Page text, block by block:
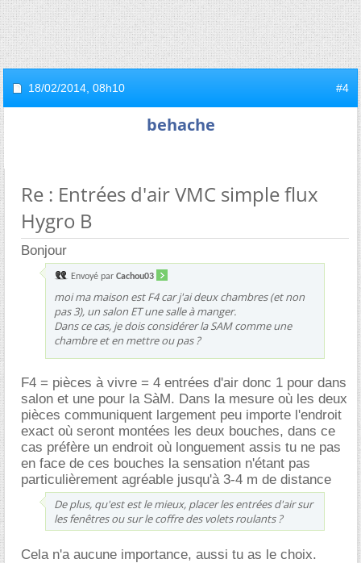
18/02/2014, 08h10 #4
behache
Re : Entrées d'air VMC simple flux
Hygro B
Bonjour
Envoyé par Cachou03
moi ma maison est F4 car j'ai deux chambres (et non
pas 3), un salon ET une salle à manger.
Dans ce cas, je dois considérer la SAM comme une
chambre et en mettre ou pas ?
F4 = pièces à vivre = 4 entrées d'air donc 1 pour dans
salon et une pour la SàM. Dans la mesure où les deux
pièces communiquent largement peu importe l'endroit
exact où seront montées les deux bouches, dans ce
cas préfère un endroit où longuement assis tu ne pas
en face de ces bouches la sensation n'étant pas
particulièrement agréable jusqu'à 3-4 m de distance
De plus, qu'est est le mieux, placer les entrées d'air sur
les fenêtres ou sur le coffre des volets roulants ?
Cela n'a aucune importance, aussi tu as le choix.